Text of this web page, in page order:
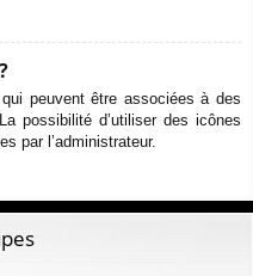
peuvent être associées à des
possibilité d’utiliser des icônes
par l’administrateur.